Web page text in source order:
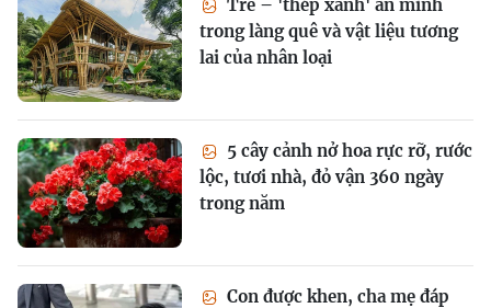
Tre – 'thép xanh' ẩn mình
trong làng quê và vật liệu tương
lai của nhân loại
5 cây cảnh nở hoa rực rỡ, rước
lộc, tươi nhà, đỏ vận 360 ngày
trong năm
Con được khen, cha mẹ đáp